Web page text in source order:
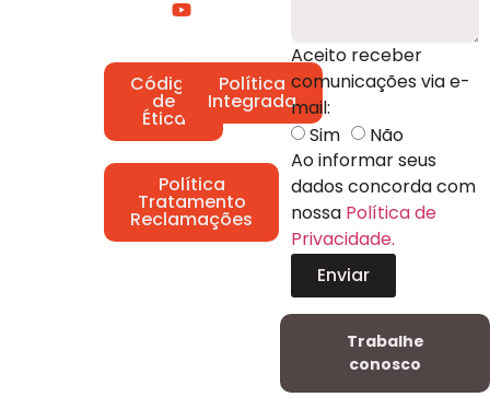
Código
de
Ética
Política
Integrada
Política
Tratamento
Reclamações
Trabalhe
conosco
Aceito receber
comunicações via e-
mail:
Sim
Não
Ao informar seus
dados concorda com
nossa Política de
Privacidade.
Enviar